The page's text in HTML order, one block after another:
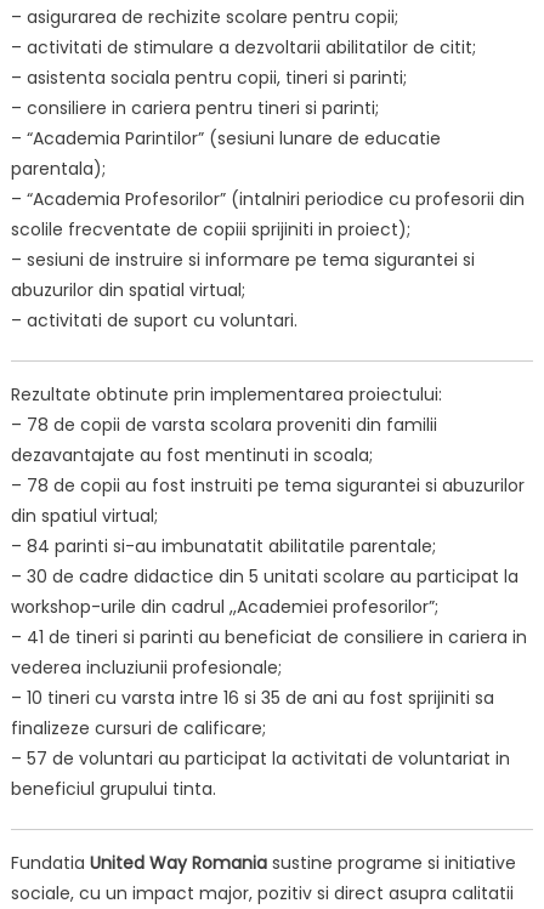
– asigurarea de rechizite scolare pentru copii;
– activitati de stimulare a dezvoltarii abilitatilor de citit;
– asistenta sociala pentru copii, tineri si parinti;
– consiliere in cariera pentru tineri si parinti;
– “Academia Parintilor” (sesiuni lunare de educatie
parentala);
– “Academia Profesorilor” (intalniri periodice cu profesorii din
scolile frecventate de copiii sprijiniti in proiect);
– sesiuni de instruire si informare pe tema sigurantei si
abuzurilor din spatial virtual;
– activitati de suport cu voluntari.
Rezultate obtinute prin implementarea proiectului:
– 78 de copii de varsta scolara proveniti din familii
dezavantajate au fost mentinuti in scoala;
– 78 de copii au fost instruiti pe tema sigurantei si abuzurilor
din spatiul virtual;
– 84 parinti si-au imbunatatit abilitatile parentale;
– 30 de cadre didactice din 5 unitati scolare au participat la
workshop-urile din cadrul ,,Academiei profesorilor”;
– 41 de tineri si parinti au beneficiat de consiliere in cariera in
vederea incluziunii profesionale;
– 10 tineri cu varsta intre 16 si 35 de ani au fost sprijiniti sa
finalizeze cursuri de calificare;
– 57 de voluntari au participat la activitati de voluntariat in
beneficiul grupului tinta.
Fundatia United Way Romaniasustine programe si initiative
sociale, cu un impact major, pozitiv si direct asupra calitatii